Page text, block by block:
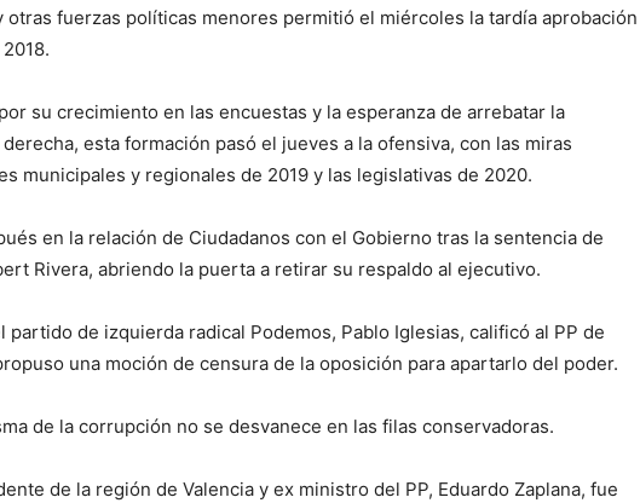
otras fuerzas políticas menores permitió el miércoles la tardía aprobación
su crecimiento en las encuestas y la esperanza de arrebatar la
esta formación pasó el jueves a la ofensiva, con las miras
municipales y regionales de 2019 y las legislativas de 2020.
en la relación de Ciudadanos con el Gobierno tras la sentencia de
Rivera, abriendo la puerta a retirar su respaldo al ejecutivo.
partido de izquierda radical Podemos, Pablo Iglesias, calificó al PP de
una moción de censura de la oposición para apartarlo del poder.
de la corrupción no se desvanece en las filas conservadoras.
de la región de Valencia y ex ministro del PP, Eduardo Zaplana, fue